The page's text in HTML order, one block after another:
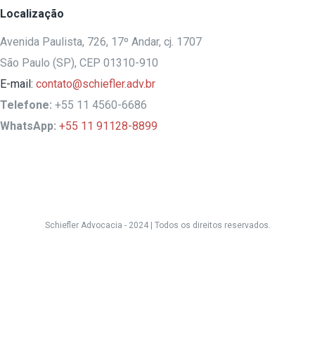
Localização
Avenida Paulista, 726, 17º Andar, cj. 1707
São Paulo (SP), CEP 01310-910
E-mail: contato@schiefler.adv.br
Telefone: +55 11 4560-6686
WhatsApp: +55 11 91128-8899
Schiefler Advocacia - 2024 | Todos os direitos reservados.